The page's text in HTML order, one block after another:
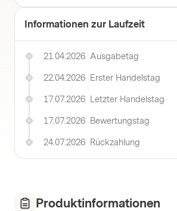
Informationen zur Laufzeit
21.04.2026 Ausgabetag
22.04.2026 Erster Handelstag
17.07.2026 Letzter Handelstag
17.07.2026 Bewertungstag
24.07.2026 Rückzahlung
Produktinformationen